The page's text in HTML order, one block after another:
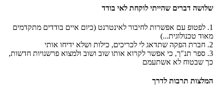
שלושה דברים שהייתי לוקחת לאי בודד
1. לפטופ עם אפשרות לחיבור לאינטרנט (כיום איים בודדים מתקדמים
מאוד טכנולוגית...)
2. חברת הפקה שתדאג לי לכריכים, כילות ושלא ידיחו אותי
3. ספר תנ"ך, כי אפשר לקרוא אותו שוב ושוב ולמצוא פרשנויות חדשות,
כך שבטוח לא אשתעמם
המלצות תרבות לדרך